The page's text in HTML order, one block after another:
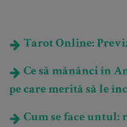
Tarot Online:
Ce să mănânci în
pe care merită să le
Cum se face untul: